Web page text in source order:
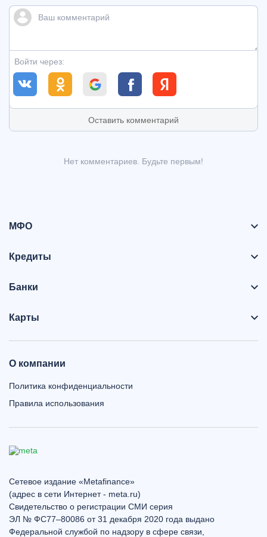
Войти через:
Оставить комментарий
Нет комментариев. Будьте первым!
МФО
Кредиты
Банки
Карты
О компании
Политика конфиденциальности
Правила использования
Сетевое издание «Metafinance»
(адрес в сети Интернет - meta.ru)
Свидетельство о регистрации СМИ серия
ЭЛ № ФС77–80086 от 31 декабря 2020 года выдано
Федеральной службой по надзору в сфере связи,